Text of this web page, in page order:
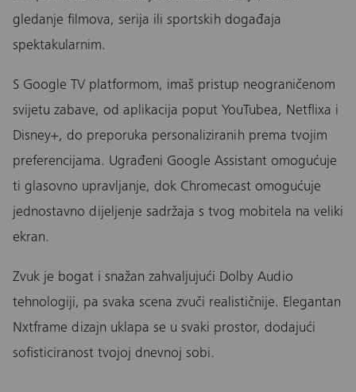
gledanje filmova, serija ili sportskih događaja
spektakularnim.
S Google TV platformom, imaš pristup neograničenom
svijetu zabave, od aplikacija poput YouTubea, Netflixa i
Disney+, do preporuka personaliziranih prema tvojim
preferencijama. Ugrađeni Google Assistant omogućuje
ti glasovno upravljanje, dok Chromecast omogućuje
jednostavno dijeljenje sadržaja s tvog mobitela na veliki
ekran.
Zvuk je bogat i snažan zahvaljujući Dolby Audio
tehnologiji, pa svaka scena zvuči realističnije. Elegantan
Nxtframe dizajn uklapa se u svaki prostor, dodajući
sofisticiranost tvojoj dnevnoj sobi.